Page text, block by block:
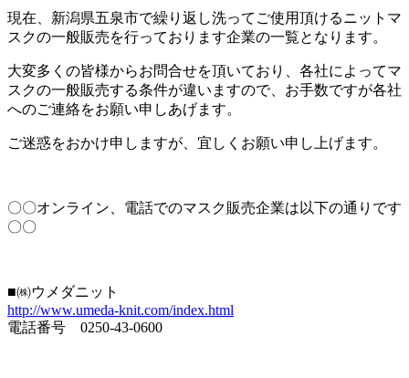
現在、新潟県五泉市で繰り返し洗ってご使用頂けるニットマ
スクの一般販売を行っております企業の一覧となります。
大変多くの皆様からお問合せを頂いており、各社によってマ
スクの一般販売する条件が違いますので、お手数ですが各社
へのご連絡をお願い申しあげます。
ご迷惑をおかけ申しますが、宜しくお願い申し上げます。
〇〇オンライン、電話でのマスク販売企業は以下の通りです
〇〇
■㈱ウメダニット
http://www.umeda-knit.com/index.html
電話番号 0250-43-0600